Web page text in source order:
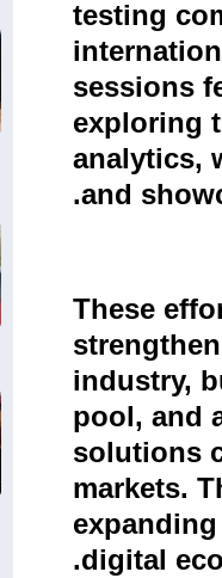
testing
sessions
exploring
analytics,
and
.
These
industry,
pool, and
solutions
markets.
digital
.